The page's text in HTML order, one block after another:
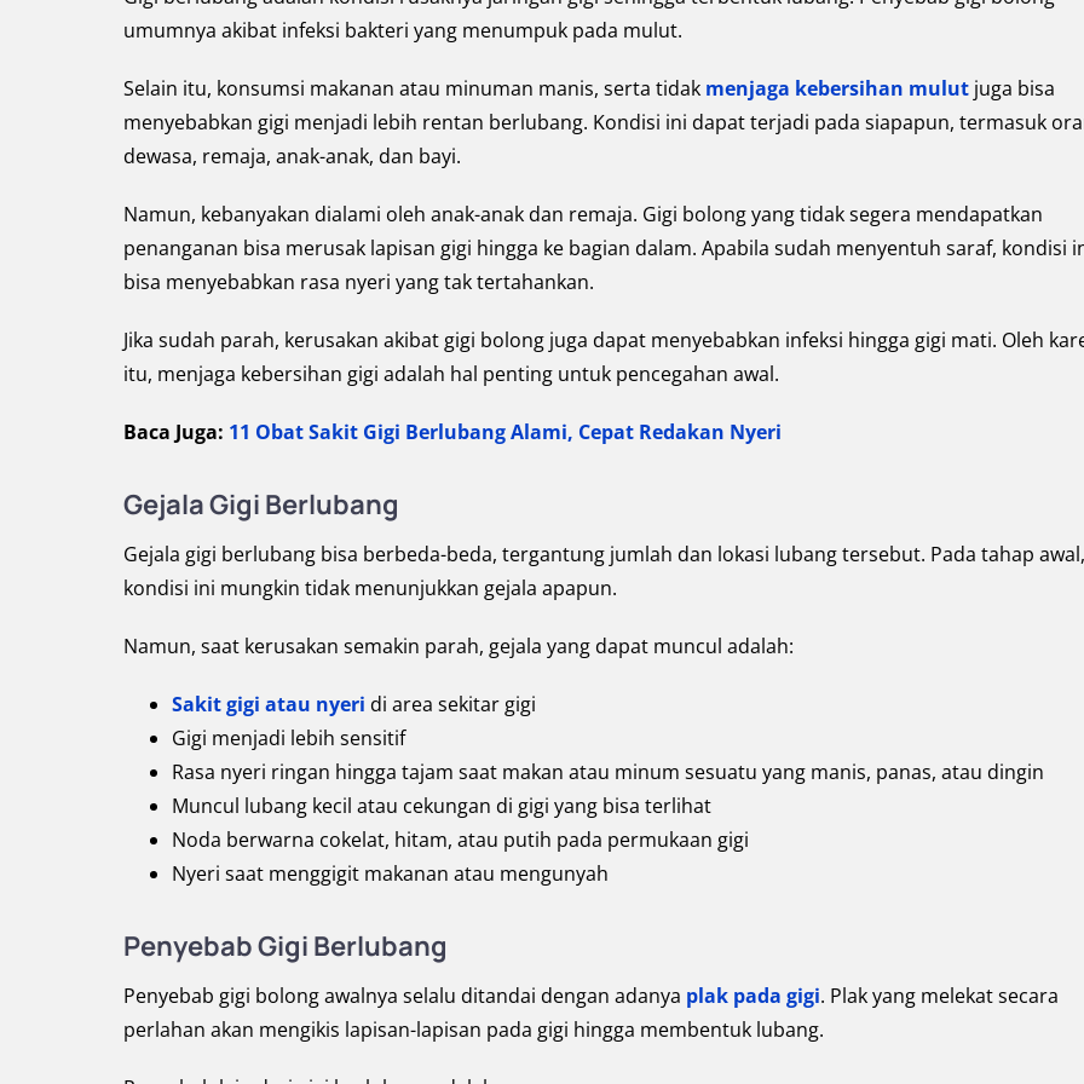
umumnya akibat infeksi bakteri yang menumpuk pada mulut.
Selain itu, konsumsi makanan atau minuman manis, serta tidak menjaga kebersihan mulut juga bisa
menyebabkan gigi menjadi lebih rentan berlubang. Kondisi ini dapat terjadi pada siapapun, termasuk
dewasa, remaja, anak-anak, dan bayi.
Namun, kebanyakan dialami oleh anak-anak dan remaja. Gigi bolong yang tidak segera mendapatkan
penanganan bisa merusak lapisan gigi hingga ke bagian dalam. Apabila sudah menyentuh saraf, kondisi
bisa menyebabkan rasa nyeri yang tak tertahankan.
Jika sudah parah, kerusakan akibat gigi bolong juga dapat menyebabkan infeksi hingga gigi mati. Oleh
itu, menjaga kebersihan gigi adalah hal penting untuk pencegahan awal.
Baca Juga: 11 Obat Sakit Gigi Berlubang Alami, Cepat Redakan Nyeri
Gejala Gigi Berlubang
Gejala gigi berlubang bisa berbeda-beda, tergantung jumlah dan lokasi lubang tersebut. Pada tahap awal,
kondisi ini mungkin tidak menunjukkan gejala apapun.
Namun, saat kerusakan semakin parah, gejala yang dapat muncul adalah:
Sakit gigi atau nyeri di area sekitar gigi
Gigi menjadi lebih sensitif
Rasa nyeri ringan hingga tajam saat makan atau minum sesuatu yang manis, panas, atau dingin
Muncul lubang kecil atau cekungan di gigi yang bisa terlihat
Noda berwarna cokelat, hitam, atau putih pada permukaan gigi
Nyeri saat menggigit makanan atau mengunyah
Penyebab Gigi Berlubang
Penyebab gigi bolong awalnya selalu ditandai dengan adanya plak pada gigi. Plak yang melekat secara
perlahan akan mengikis lapisan-lapisan pada gigi hingga membentuk lubang.